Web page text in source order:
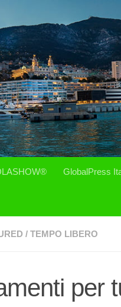
GlobalPress
/ TEMPO LIBERO
per